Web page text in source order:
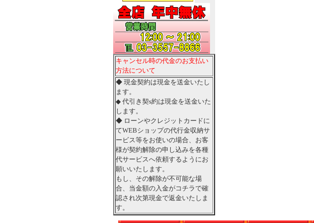
キャンセル時の代金のお支払い
方法について
◆ 現金契約は現金を送金いたし
ます。
◆ 代引き契s約は現金を送金いた
します。
◆ ローンやクレジットカードに
てWEBショップの代行金収納サ
ービス等をお使いの場合、お客
様が契約解除の申し込みを各種
代サービスへ依頼するようにお
願いいたします。
もし、その解除が不可能な場
合、当金額の入金がコチラで確
認され次第現金で返金いたしま
す。